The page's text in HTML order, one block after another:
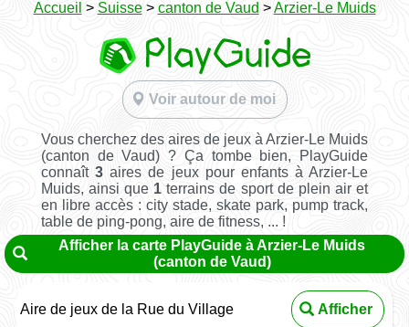
Accueil > Suisse> canton de Vaud >Arzier-Le Muids
Voir autour de moi
Vous cherchez des aires de jeux à Arzier-Le Muids
(canton de Vaud) ? Ça tombe bien, PlayGuide
connaît 3aires de jeux pour enfants à Arzier-Le
Muids, ainsi que 1 terrains de sport de plein air et
en libre accès : city stade, skate park, pump track,
table de ping-pong, aire de fitness, ... !
Afficher la carte PlayGuide à Arzier-Le Muids
(canton de Vaud)
Aire de jeux de la Rue du Village Afficher